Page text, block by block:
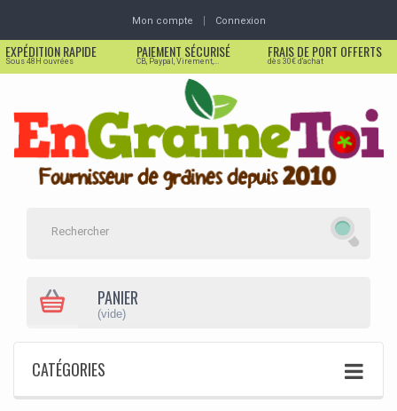
Mon compte Connexion
EXPÉDITION RAPIDE
Sous 48H ouvrées
PAIEMENT SÉCURISÉ
CB, Paypal, Virement,...
FRAIS DE PORT OFFERTS
dès 30€ d'achat
PANIER
(vide)
CATÉGORIES